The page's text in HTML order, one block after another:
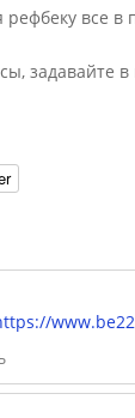
рефбеку все в
задавайте